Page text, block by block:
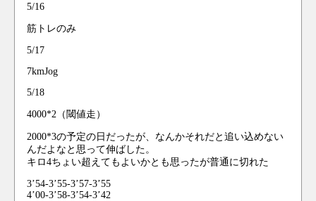
5/16
筋トレのみ
5/17
7kmJog
5/18
4000*2（閾値走）
2000*3の予定の日だったが、なんかそれだと追い込めない
んだよなと思って伸ばした。
キロ4ちょい超えてもよいかとも思ったが普通に切れた
3’54-3’55-3’57-3’55
4’00-3’58-3’54-3’42